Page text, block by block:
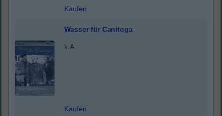
Kaufen
Wasser für Canitoga
k.A.
Kaufen